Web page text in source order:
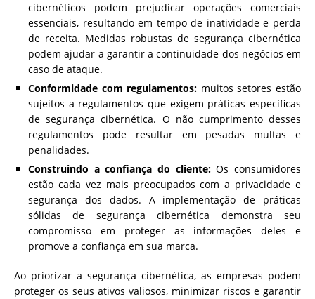
cibernéticos podem prejudicar operações comerciais
essenciais, resultando em tempo de inatividade e perda
de receita. Medidas robustas de segurança cibernética
podem ajudar a garantir a continuidade dos negócios em
caso de ataque.
Conformidade com regulamentos: muitos setores estão
sujeitos a regulamentos que exigem práticas específicas
de segurança cibernética. O não cumprimento desses
regulamentos pode resultar em pesadas multas e
penalidades.
Construindo a confiança do cliente:Os consumidores
estão cada vez mais preocupados com a privacidade e
segurança dos dados. A implementação de práticas
sólidas de segurança cibernética demonstra seu
compromisso em proteger as informações deles e
promove a confiança em sua marca.
Ao priorizar a segurança cibernética, as empresas podem
proteger os seus ativos valiosos, minimizar riscos e garantir